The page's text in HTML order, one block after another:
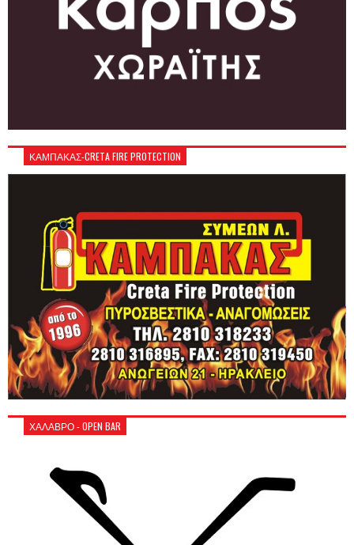
ΚΑΜΠΑΚΑΣ-CRETA FIRE PROTECTION
ΧΑΛΑΒΡΟ - OPEN BAR